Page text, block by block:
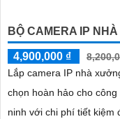
BỘ CAMERA IP
4,900,000 ₫
Lắp camera IP nhà
chọn hoàn hảo cho
ninh với chi phí tiết kiệm